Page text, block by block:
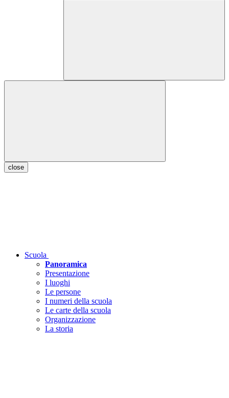
close
Scuola
Panoramica
Presentazione
I luoghi
Le persone
I numeri della scuola
Le carte della scuola
Organizzazione
La storia